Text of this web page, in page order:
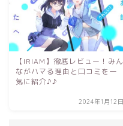
【IRIAM】徹底レビュー！みん
ながハマる理由と口コミを一
気に紹介♪♪
2024年1月12日